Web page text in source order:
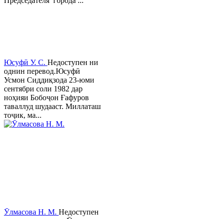
Юсуфӣ У. C. Недоступен ни
однин перевод.Юсуфӣ
Усмон Сиддиқзода 23-юми
сентябри соли 1982 дар
ноҳияи Бобоҷон Ғафуров
таваллуд шудааст. Миллаташ
тоҷик, ма...
Ӯлмасова Н. М. Недоступен